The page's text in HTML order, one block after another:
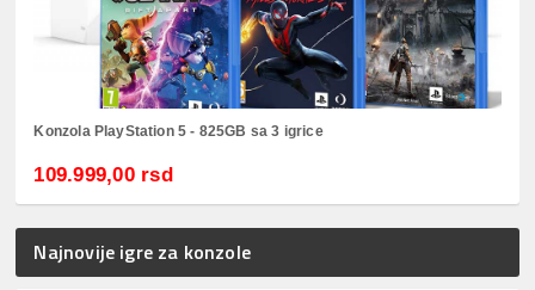
Konzola PlayStation 5 - 825GB sa 3 igrice
109.999,00 rsd
Najnovije igre za konzole